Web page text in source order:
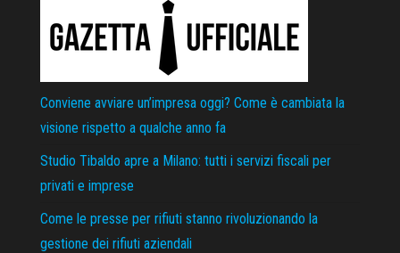
Conviene avviare un’impresa oggi? Come è cambiata la
visione rispetto a qualche anno fa
Studio Tibaldo apre a Milano: tutti i servizi fiscali per
privati e imprese
Come le presse per rifiuti stanno rivoluzionando la
gestione dei rifiuti aziendali